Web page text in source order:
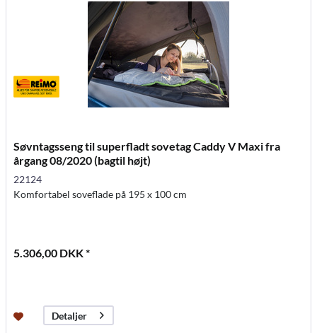
Søvntagsseng til superfladt sovetag Caddy V Maxi fra
årgang 08/2020 (bagtil højt)
22124
Komfortabel soveflade på 195 x 100 cm
5.306,00 DKK *
Detaljer